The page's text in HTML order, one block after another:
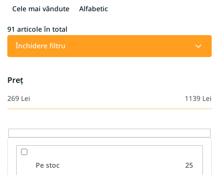
e
t
p
r
o
u
s
Cele mai vândute Alfabetic
91 articole în total
Închidere filtru
Preţ
269 Lei 1139 Lei
Pe stoc 25